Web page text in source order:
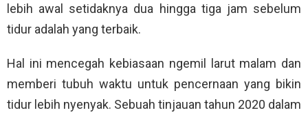
lebih awal setidaknya dua hingga tiga jam sebelum
tidur adalah yang terbaik.
Hal ini mencegah kebiasaan ngemil larut malam dan
memberi tubuh waktu untuk pencernaan yang bikin
tidur lebih nyenyak. Sebuah tinjauan tahun 2020 dalam